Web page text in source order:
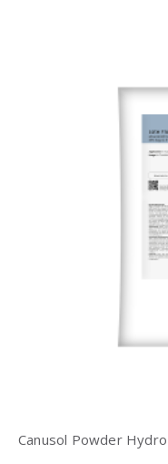
Canusol Powder